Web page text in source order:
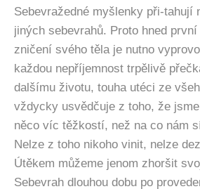
Sebevražedné myšlenky při-tahují
jiných sebevrahů. Proto hned
zničení svého těla je nutno
každou nepříjemnost trpělivě
dalšímu životu, touha utéci ze
vždycky usvědčuje z toho, že
něco víc těžkostí, než na co nám
Nelze z toho nikoho vinit, nelze
Útěkem můžeme jenom zhoršit
Sebevrah dlouhou dobu po